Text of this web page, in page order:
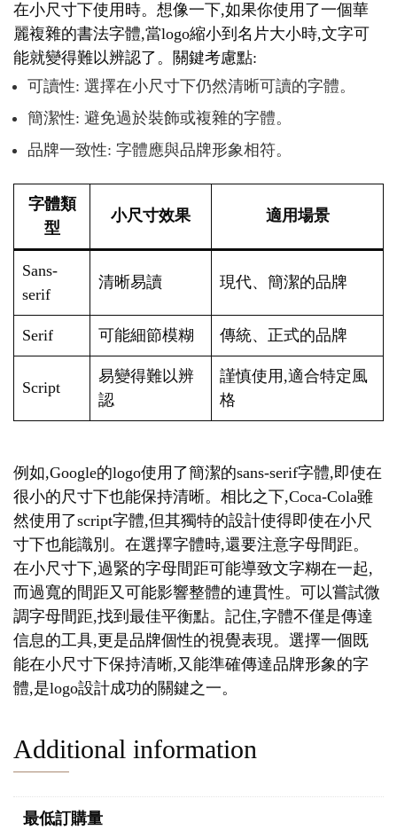
在小尺寸下使用時。想像一下,如果你使用了一個華
麗複雜的書法字體,當logo縮小到名片大小時,文字可
能就變得難以辨認了。關鍵考慮點:
可讀性: 選擇在小尺寸下仍然清晰可讀的字體。
簡潔性: 避免過於裝飾或複雜的字體。
品牌一致性: 字體應與品牌形象相符。
字體類
型
小尺寸效果 適用場景
Sans-
serif
清晰易讀 現代、簡潔的品牌
Serif 可能細節模糊 傳統、正式的品牌
Script
易變得難以辨
認
謹慎使用,適合特定風
格
例如,Google的logo使用了簡潔的sans-serif字體,即使在
很小的尺寸下也能保持清晰。相比之下,Coca-Cola雖
然使用了script字體,但其獨特的設計使得即使在小尺
寸下也能識別。在選擇字體時,還要注意字母間距。
在小尺寸下,過緊的字母間距可能導致文字糊在一起,
而過寬的間距又可能影響整體的連貫性。可以嘗試微
調字母間距,找到最佳平衡點。記住,字體不僅是傳達
信息的工具,更是品牌個性的視覺表現。選擇一個既
能在小尺寸下保持清晰,又能準確傳達品牌形象的字
體,是logo設計成功的關鍵之一。
Additional information
最低訂購量